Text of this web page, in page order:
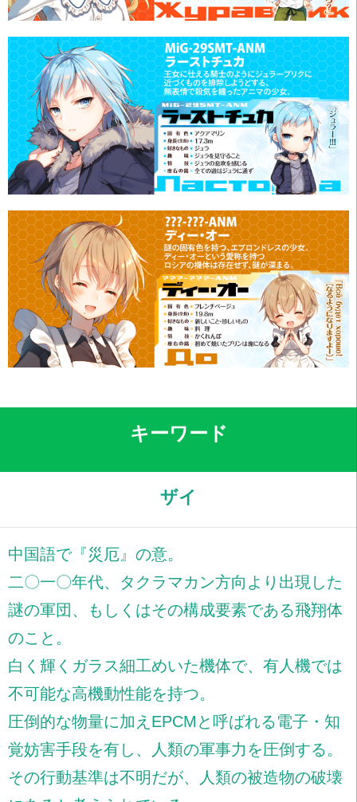
キーワード
ザイ
中国語で『災厄』の意。
二〇一〇年代、タクラマカン方向より出現した
謎の軍団、もしくはその構成要素である飛翔体
のこと。
白く輝くガラス細工めいた機体で、有人機では
不可能な高機動性能を持つ。
圧倒的な物量に加えEPCMと呼ばれる電子・知
覚妨害手段を有し、人類の軍事力を圧倒する。
その行動基準は不明だが、人類の被造物の破壊